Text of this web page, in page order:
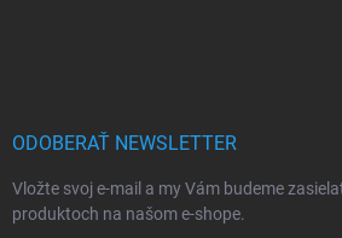
ODOBERAŤ NEWSLETTER
Vložte svoj e-mail a my Vám budeme
produktoch na našom e-shope.